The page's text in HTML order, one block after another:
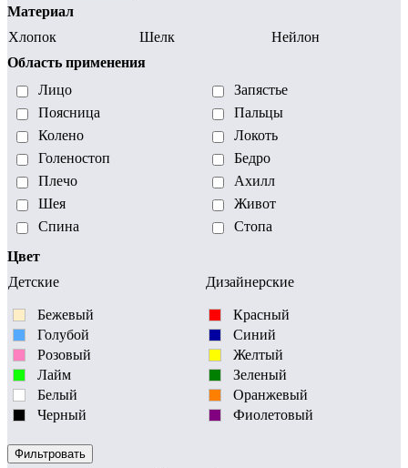
Материал
Хлопок
Шелк
Нейлон
Область применения
Лицо
Поясница
Колено
Голеностоп
Плечо
Шея
Спина
Запястье
Пальцы
Локоть
Бедро
Ахилл
Живот
Стопа
Цвет
Детские
Дизайнерские
Бежевый
Голубой
Розовый
Лайм
Белый
Черный
Красный
Синий
Желтый
Зеленый
Оранжевый
Фиолетовый